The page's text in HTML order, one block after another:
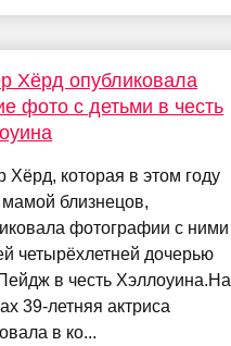
Хёрд опубликовала
фото с детьми в честь
Хёрд, которая в этом году
мамой близнецов,
фотографии с ними
четырёхлетней дочерью
в честь Хэллоуина.На
39-летняя актриса
в ко...